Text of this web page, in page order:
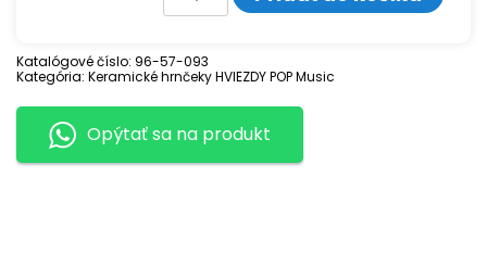
hrnček
Katalógové číslo: 96-57-093
Kategória: Keramické hrnčeky HVIEZDY POP Music
Opýtať sa na produkt